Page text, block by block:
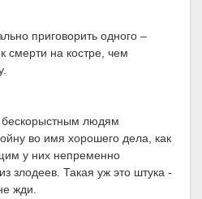
приговорить одного –
смерти на костре, чем
людям
во имя хорошего дела, как
у них непременно
злодеев. Такая уж это штука -
жди.